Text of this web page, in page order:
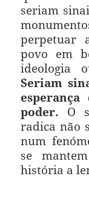
seriam
perpetuar
povo em
ideologia
Seriam
poder. O
radica não
num
se
história a